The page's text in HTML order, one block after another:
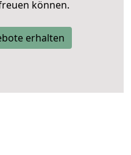
können.
erhalten